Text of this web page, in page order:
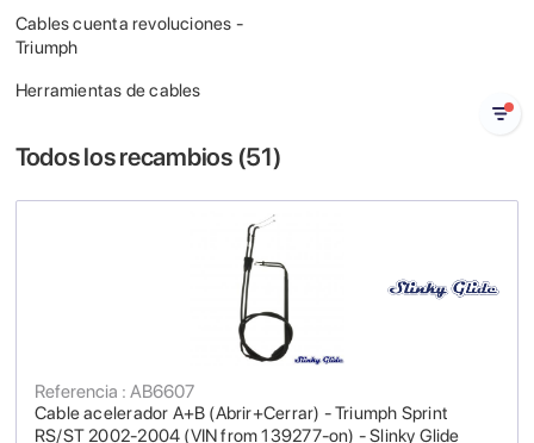
Cables cuenta revoluciones -
Triumph
Herramientas de cables
Todos los recambios (51)
Cable acelerador A+B (Abrir+Cerrar) - Triumph Sprint
RS/ST 2002-2004 (VIN from 139277-on) - Slinky Glide
Referencia : AB6607